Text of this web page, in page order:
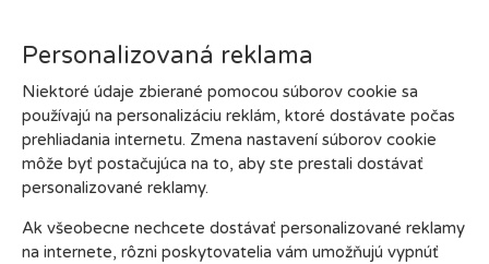
Personalizovaná reklama
Niektoré údaje zbierané pomocou súborov cookie sa
používajú na personalizáciu reklám, ktoré dostávate počas
prehliadania internetu. Zmena nastavení súborov cookie
môže byť postačujúca na to, aby ste prestali dostávať
personalizované reklamy.
Ak všeobecne nechcete dostávať personalizované reklamy
na internete, rôzni poskytovatelia vám umožňujú vypnúť